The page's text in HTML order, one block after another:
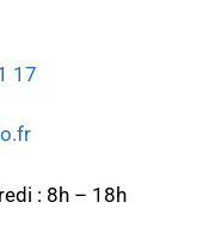
17
: 8h – 18h